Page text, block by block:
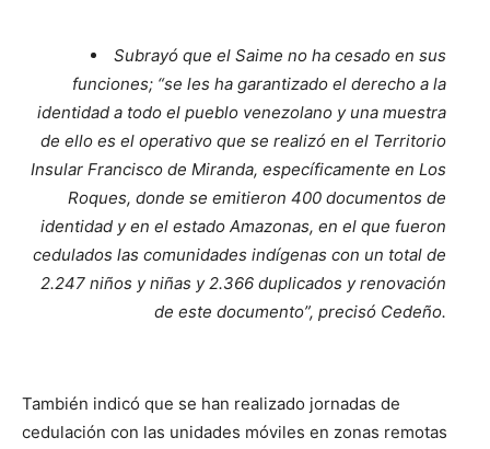
Subrayó que el Saime no ha cesado en sus
funciones; “se les ha garantizado el derecho a la
identidad a todo el pueblo venezolano y una muestra
de ello es el operativo que se realizó en el Territorio
Insular Francisco de Miranda, específicamente en Los
Roques, donde se emitieron 400 documentos de
identidad y en el estado Amazonas, en el que fueron
cedulados las comunidades indígenas con un total de
2.247 niños y niñas y 2.366 duplicados y renovación
de este documento”, precisó Cedeño.
También indicó que se han realizado jornadas de
cedulación con las unidades móviles en zonas remotas